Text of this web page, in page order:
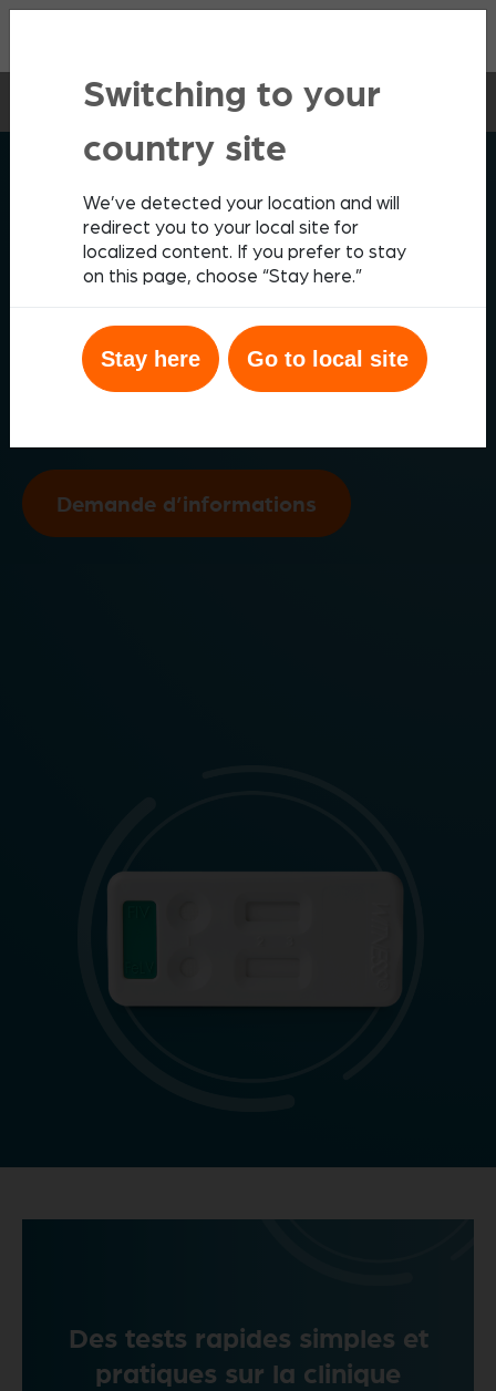
Les Analyseurs Tests rapides FeLV/FIV
WitnessRapid Felv/FIV
Des tests rapides FeLV/FIV
Les tests rapides FeLV/FIV Vetscan et Witness
détectent les antigènes du virus leucémogène félin
Demande d’informations
Des tests rapides simples et
pratiques sur la clinique
Switching to your
country site
We’ve detected your location and will
redirect you to your local site for
localized content. If you prefer to stay
on this page, choose “Stay here.”
Stay here Go to local site